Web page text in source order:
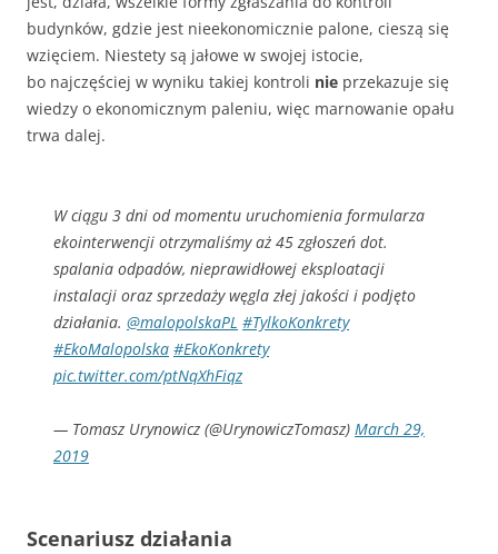
budynków, gdzie jest nieekonomicznie palone, cieszą się
wzięciem. Niestety są jałowe w swojej istocie,
bo najczęściej w wyniku takiej kontroli nie przekazuje się
wiedzy o ekonomicznym paleniu, więc marnowanie opału
trwa dalej.
W ciągu 3 dni od momentu uruchomienia formularza
ekointerwencji otrzymaliśmy aż 45 zgłoszeń dot.
spalania odpadów, nieprawidłowej eksploatacji
instalacji oraz sprzedaży węgla złej jakości i podjęto
działania. @malopolskaPL #TylkoKonkrety
#EkoMalopolska #EkoKonkrety
pic.twitter.com/ptNqXhFiqz
— Tomasz Urynowicz (@UrynowiczTomasz) March 29,
2019
Scenariusz działania